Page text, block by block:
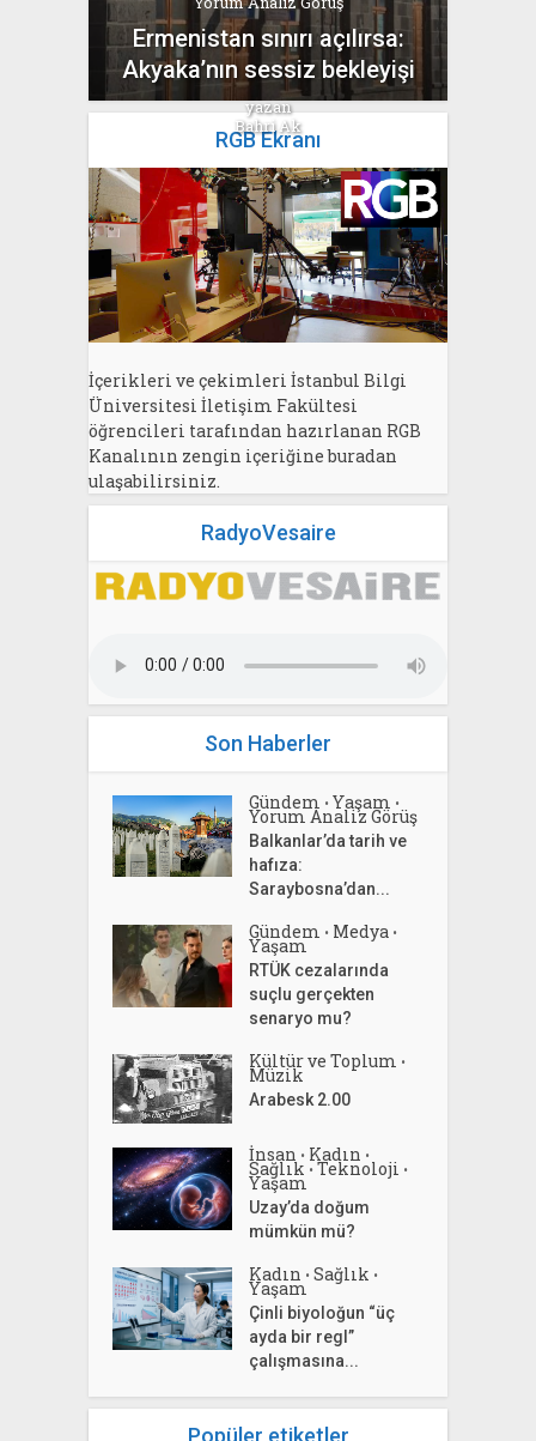
Ermenistan sınırı açılırsa:
Akyaka’nın sessiz bekleyişi
yazan
Bahri Ak
RGB Ekranı
İçerikleri ve çekimleri İstanbul Bilgi
Üniversitesi İletişim Fakültesi
öğrencileri tarafından hazırlanan RGB
Kanalının zengin içeriğine buradan
ulaşabilirsiniz.
RadyoVesaire
Son Haberler
Gündem • Yaşam •
Yorum Analiz Görüş
Balkanlar’da tarih ve
hafıza:
Saraybosna’dan...
Gündem • Medya •
Yaşam
RTÜK cezalarında
suçlu gerçekten
senaryo mu?
Kültür ve Toplum •
Müzik
Arabesk 2.00
İnsan • Kadın •
Sağlık • Teknoloji •
Yaşam
Uzay’da doğum
mümkün mü?
Kadın • Sağlık •
Yaşam
Çinli biyoloğun “üç
ayda bir regl”
çalışmasına...
Popüler etiketler